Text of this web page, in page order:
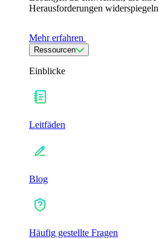
Herausforderungen
Mehr erfahren
Ressourcen
Einblicke
Leitfäden
Blog
Häufig gestellte Fragen